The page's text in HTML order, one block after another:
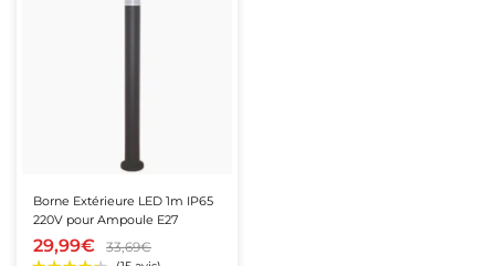
Borne Extérieure LED 1m IP65
220V pour Ampoule E27
29,99€ 33,69€